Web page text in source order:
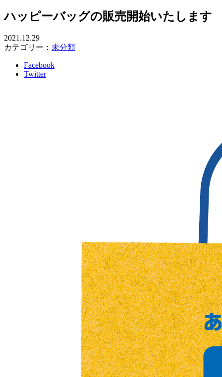
ハッピーバッグの販売開始いたします
2021.12.29
カテゴリー： 未分類
Facebook
Twitter